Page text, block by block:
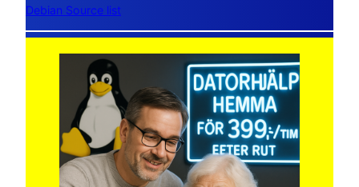
Debian Source list